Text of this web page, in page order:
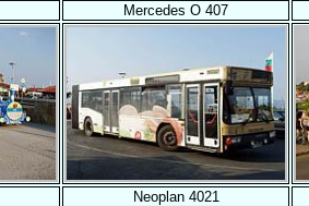
Mercedes O 407
Neoplan 4021